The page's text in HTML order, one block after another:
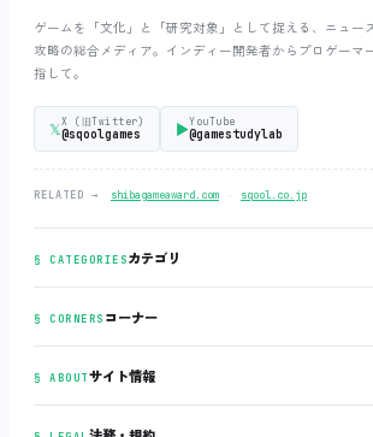
ゲームを「文化」と「研究対象」として捉える、ニュー
攻略の総合メディア。インディー開発者からプロゲーマ
指して。
𝕏X (旧Twitter)
@sqoolgames ▶YouTube
@gamestudylab
RELATED → shibagameaward.com ‧ sqool.co.jp
§ CATEGORIESカテゴリ
§ CORNERS コーナー
§ ABOUTサイト情報